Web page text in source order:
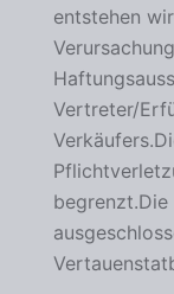
entstehen
Vertreter/